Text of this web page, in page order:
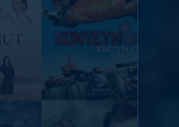
ARAMA SONUÇLARI